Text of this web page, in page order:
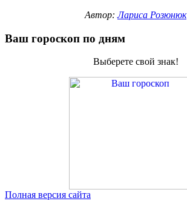
Автор:Лариса Розюнюк
Ваш гороскоп по дням
Выберете свой знак!
Полная версия сайта